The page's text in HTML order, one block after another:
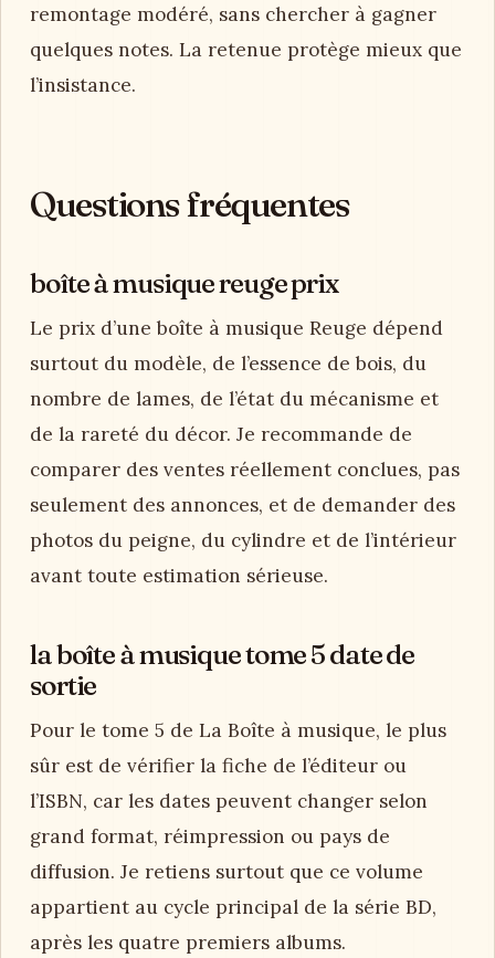
remontage modéré, sans chercher à gagner
quelques notes. La retenue protège mieux que
l’insistance.
Questions fréquentes
boîte à musique reuge prix
Le prix d’une boîte à musique Reuge dépend
surtout du modèle, de l’essence de bois, du
nombre de lames, de l’état du mécanisme et
de la rareté du décor. Je recommande de
comparer des ventes réellement conclues, pas
seulement des annonces, et de demander des
photos du peigne, du cylindre et de l’intérieur
avant toute estimation sérieuse.
la boîte à musique tome 5 date de
sortie
Pour le tome 5 de La Boîte à musique, le plus
sûr est de vérifier la fiche de l’éditeur ou
l’ISBN, car les dates peuvent changer selon
grand format, réimpression ou pays de
diffusion. Je retiens surtout que ce volume
appartient au cycle principal de la série BD,
après les quatre premiers albums.